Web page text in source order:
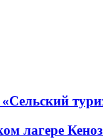
лагере